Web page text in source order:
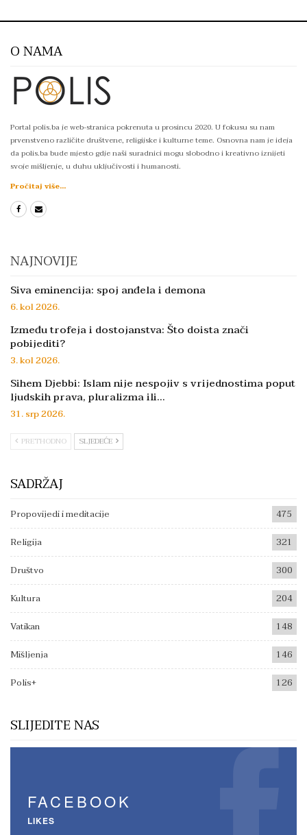
O NAMA
Portal polis.ba je web-stranica pokrenuta u prosincu 2020. U fokusu su nam
prvenstveno različite društvene, religijske i kulturne teme. Osnovna nam je ideja
da polis.ba bude mjesto gdje naši suradnici mogu slobodno i kreativno iznijeti
svoje mišljenje, u duhu uključivosti i humanosti.
Pročitaj više...
NAJNOVIJE
Siva eminencija: spoj anđela i demona
6. kol 2026.
Između trofeja i dostojanstva: Što doista znači
pobijediti?
3. kol 2026.
Sihem Djebbi: Islam nije nespojiv s vrijednostima poput
ljudskih prava, pluralizma ili…
31. srp 2026.
PRETHODNO SLJEDEĆE
SADRŽAJ
Propovijedi i meditacije
475
Religija
321
Društvo
300
Kultura
204
Vatikan
148
Mišljenja
146
Polis+
126
SLIJEDITE NAS
FACEBOOK
LIKES